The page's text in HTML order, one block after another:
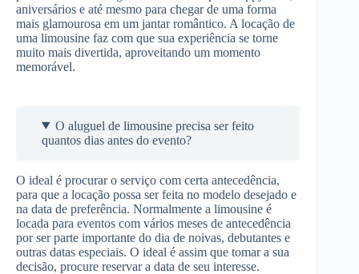
aniversários e até mesmo para chegar de uma forma
mais glamourosa em um jantar romântico. A locação de
uma limousine faz com que sua experiência se torne
muito mais divertida, aproveitando um momento
memorável.
O aluguel de limousine precisa ser feito
quantos dias antes do evento?
O ideal é procurar o serviço com certa antecedência,
para que a locação possa ser feita no modelo desejado e
na data de preferência. Normalmente a limousine é
locada para eventos com vários meses de antecedência
por ser parte importante do dia de noivas, debutantes e
outras datas especiais. O ideal é assim que tomar a sua
decisão, procure reservar a data de seu interesse.